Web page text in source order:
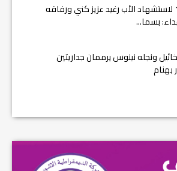
في الذكرى ال 19 لاستشهاد الأب رغيد عزيز كني ورفاقه
بسما...
ونجله نينوس يرممان جداريتين
بهنام